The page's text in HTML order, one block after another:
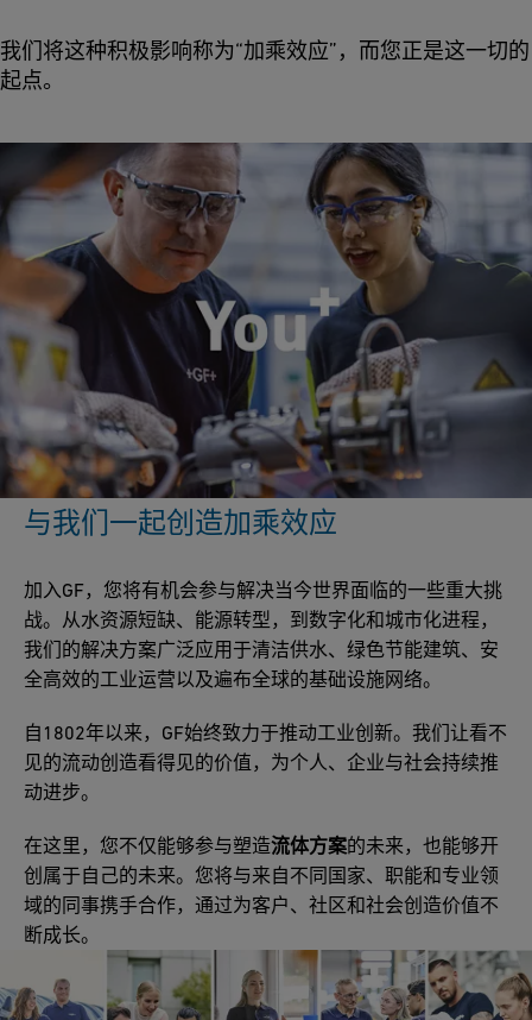
我们将这种积极影响称为“加乘效应”，而您正是这一切的
起点。
与我们一起创造加乘效应
加入GF，您将有机会参与解决当今世界面临的一些重大挑
战。从水资源短缺、能源转型，到数字化和城市化进程，
我们的解决方案广泛应用于清洁供水、绿色节能建筑、安
全高效的工业运营以及遍布全球的基础设施网络。
自1802年以来，GF始终致力于推动工业创新。我们让看不
见的流动创造看得见的价值，为个人、企业与社会持续推
动进步。
在这里，您不仅能够参与塑造流体方案的未来，也能够开
创属于自己的未来。您将与来自不同国家、职能和专业领
域的同事携手合作，通过为客户、社区和社会创造价值不
断成长。